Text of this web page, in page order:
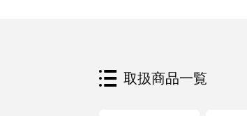
取扱商品一覧